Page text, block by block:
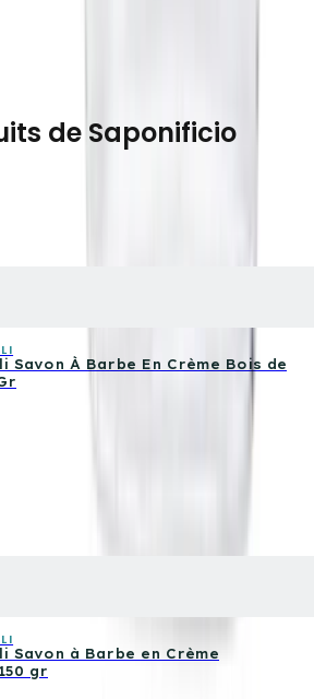
de Saponificio
Savon À Barbe En Crème Bois de
Savon à Barbe en Crème
gr